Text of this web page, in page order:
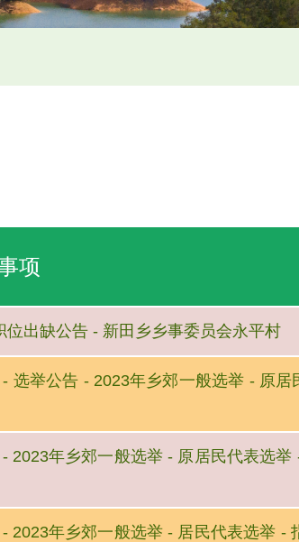
项
位出缺公告 - 新田乡乡事委员会永平村
选举公告 - 2023年乡郊一般选举 - 原
2023年乡郊一般选举 - 原居民代表选
2023年乡郊一般选举 - 居民代表选举 -